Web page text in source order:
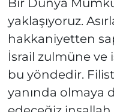
Bir Dünya
yaklaşıyoruz.
hakkaniyetten
İsrail zulmüne ve
bu yöndedir.
yanında olmaya